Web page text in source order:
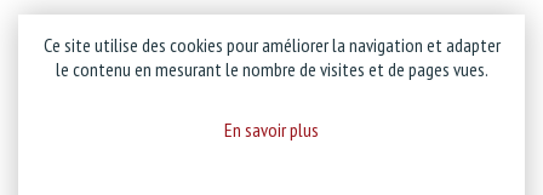
Copyright © 2026 Stramatel - Tous droits réservés - Création
Ce site utilise des cookies pour améliorer la navigation et adapter
le contenu en mesurant le nombre de visites et de pages vues.
En savoir plus